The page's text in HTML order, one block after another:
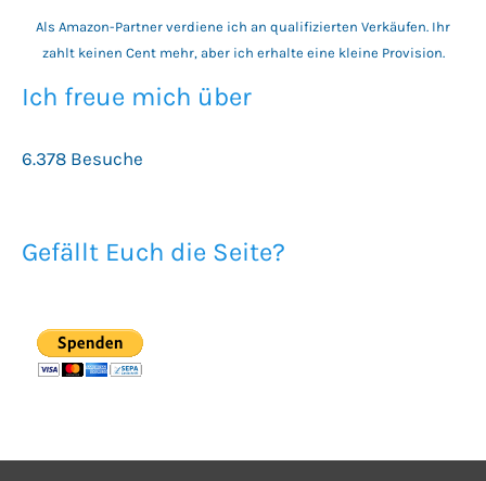
Als Amazon-Partner verdiene ich an qualifizierten Verkäufen. Ihr
zahlt keinen Cent mehr, aber ich erhalte eine kleine Provision.
Ich freue mich über
6.378 Besuche
Gefällt Euch die Seite?